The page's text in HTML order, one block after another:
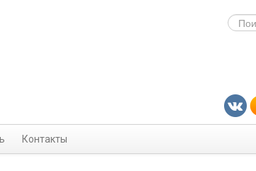
Контакты